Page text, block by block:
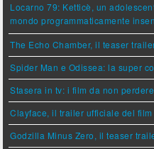
Locarno 79: Ketticè, un
mondo programmaticamente
The Echo Chamber, il teaser
Spider Man e Odissea: la super
Stasera in tv: i film da non
Clayface, il trailer ufficiale del film
Godzilla Minus Zero, il teaser